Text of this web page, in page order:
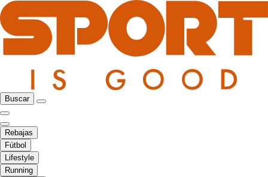
Buscar
Rebajas
Fútbol
Lifestyle
Running